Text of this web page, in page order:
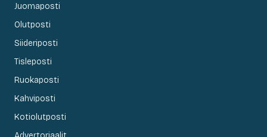
Juomaposti
Olutposti
Siideriposti
Tisleposti
Ruokaposti
Kahviposti
Kotiolutposti